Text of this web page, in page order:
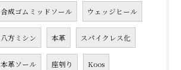
合成ゴムミッドソール ウェッジヒール
八方ミシン 本革 スパイクレス化
本革ソール 座刳り Koos